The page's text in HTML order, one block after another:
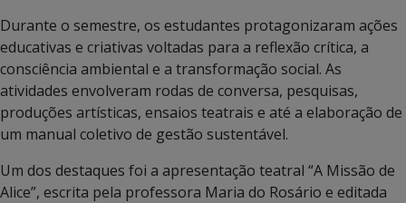
Durante o semestre, os estudantes protagonizaram ações
educativas e criativas voltadas para a reflexão crítica, a
consciência ambiental e a transformação social. As
atividades envolveram rodas de conversa, pesquisas,
produções artísticas, ensaios teatrais e até a elaboração de
um manual coletivo de gestão sustentável.
Um dos destaques foi a apresentação teatral “A Missão de
Alice”, escrita pela professora Maria do Rosário e editada